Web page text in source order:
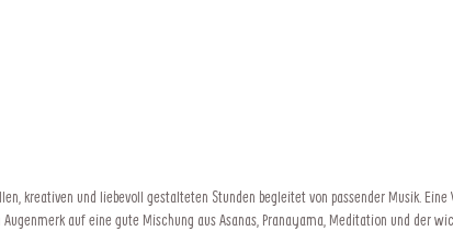
kreativen und liebevoll gestalteten Stunden begleitet von passender Musik.
auf eine gute Mischung aus Asanas, Pranayama, Meditation und der